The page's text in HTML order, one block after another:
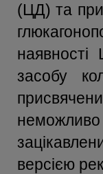
(ЦД) та при
засобу
версією